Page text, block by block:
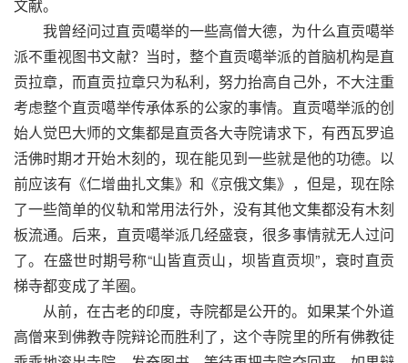
文献。
我曾经问过直贡噶举的一些高僧大德，为什么直贡噶举
派不重视图书文献？当时，整个直贡噶举派的首脑机构是直
贡拉章，而直贡拉章只为私利，努力抬高自己外，不大注重
考虑整个直贡噶举传承体系的公家的事情。直贡噶举派的创
始人觉巴大师的文集都是直贡各大寺院请求下，有西瓦罗追
活佛时期オ开始木刻的，现在能见到一些就是他的功德。以
前应该有《仁增曲扎文集》和《京俄文集》，但是，现在除
了一些简单的仪轨和常用法行外，没有其他文集都没有木刻
板流通。后来，直贡噶举派几经盛衰，很多事情就无人过问
了。在盛世时期号称“山皆直贡山，坝皆直贡坝”，衰时直贡
梯寺都变成了羊圈。
从前，在古老的印度，寺院都是公开的。如果某个外道
高僧来到佛教寺院辩论而胜利了，这个寺院里的所有佛教徒